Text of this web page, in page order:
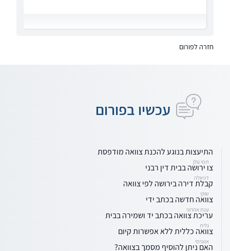
חזרה לפורום
עכשיו בפורום
התיעצות בנוגע להכנת צוואה מודפסת
תמי גולן
צו ירושה בבית דין רבני
דניאלה
קבלת דירה בירושה לפי צוואה
שוקי
צוואה חדשה בכתב ידי
ענת אהרוני
עריכת צוואה בכתב יד ושמירה בבית
גלית
צוואה כללית ללא אפשרות קיום
אנונימי
האם ניתן להוסיף מסמך בצוואה?